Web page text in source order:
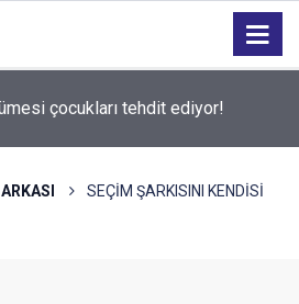
çocukları tehdit ediyor!
sonuçları açıklandı
SEÇİM ŞARKISINI KENDİSİ